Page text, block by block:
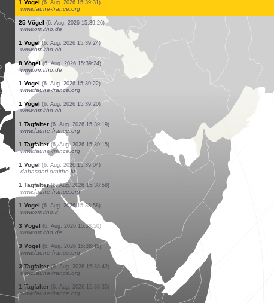
1 Vogel (6. Aug. 2026 15:40:01)
www.faune-france.org
3 Tagfalter (6. Aug. 2026 15:39:55)
www.faune-france.org
1 Vogel (6. Aug. 2026 15:39:49)
www.ornitho.ch
1 Vogel (6. Aug. 2026 15:39:46)
www.ornitho.de
40 Vögel (6. Aug. 2026 15:39:40)
www.ornitho.de
1 Vogel (6. Aug. 2026 15:39:35)
www.ornitho.it
5 Vögel (6. Aug. 2026 15:39:34)
www.ornitho.de
4 Vögel (6. Aug. 2026 15:39:33)
www.ornitho.ch
1 Vogel (6. Aug. 2026 15:39:31)
www.faune-france.org
25 Vögel (6. Aug. 2026 15:39:26)
www.ornitho.de
1 Vogel (6. Aug. 2026 15:39:24)
www.ornitho.ch
8 Vögel (6. Aug. 2026 15:39:24)
www.ornitho.de
1 Vogel (6. Aug. 2026 15:39:22)
www.faune-france.org
1 Vogel (6. Aug. 2026 15:39:20)
www.ornitho.ch
1 Tagfalter (6. Aug. 2026 15:39:19)
www.faune-france.org